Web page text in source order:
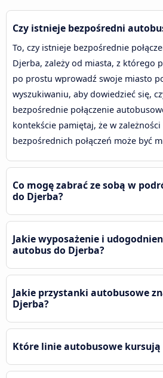
Czy istnieje bezpośredni
To, czy istnieje bezpośrednie
Djerba, zależy od miasta, z którego
po prostu wprowadź swoje miasto
wyszukiwaniu, aby dowiedzieć się,
bezpośrednie połączenie
kontekście pamiętaj, że w
bezpośrednich połączeń może być
Co mogę zabrać ze sobą w
do Djerba?
Jakie wyposażenie i
autobus do Djerba?
Jakie przystanki autobusowe
Djerba?
Które linie autobusowe kursują